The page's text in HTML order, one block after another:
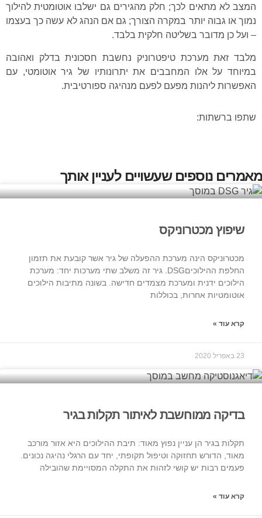
המצב לא מתאים לכך; חלק מהגירים גם ישלבו אוטומטית להילוך
נמוך או גבוה יותר במקרה הצורך; גם אם הנהג לא עשה כך בעצמו
– ועל כן מדובר בשליטה חלקית בלבד.
מלבד זאת מערכת טיפטרוניק נחשבת חסכונית בדלק ואהובה
במיוחד על אלו המחבבים את יתרונותיו של גיר אוטומטי, עם
האפשרות ליהנות מפעם לפעם מנהיגה ספורטיבית.
שתפו ברשתות:
מאמרים נוספים שעשויים לעניין אותך
שיפוץ מכטרוניקס
מכטרוניקס הינה מערכת ההפעלה של גיר אשר קובעת את תזמון
החלפת ההילוכיםDSG. גיר זה משלב שתי מערכות יחד: מערכת
הילוכים ידנית ומערכת מצמדים חדישה. בשונה מתיבות הילוכים
אוטומטיות אחרות, בכוללות
קרא עוד »
23 באפריל 2020
בדיקה ממוחשבת לאיתור תקלות בגיר
תקלות בגיר הן עניין נפוץ מאוד: תיבת ההילוכים היא אזור מורכב
מאוד, הדורש תחזוקה וטיפול תקופתי, יחד עם הרגלי נהיגה נכונים.
פעמים רבות יש קושי לזהות את התקלה המסויימת שהובילה
קרא עוד »